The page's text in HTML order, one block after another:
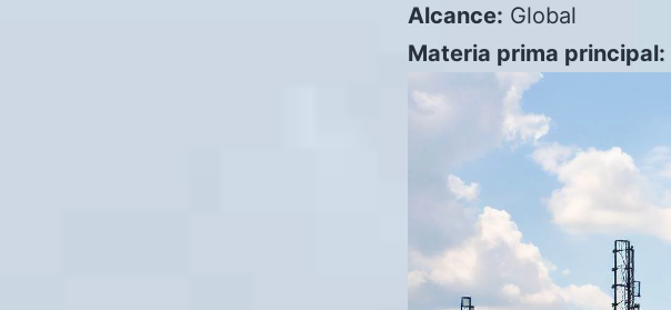
Alcance: Global
Materia prima principal: